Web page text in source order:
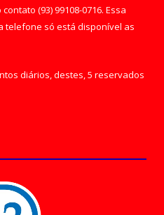
(93) 99108-0716. Essa
telefone só está disponível as
diários, destes, 5 reservados